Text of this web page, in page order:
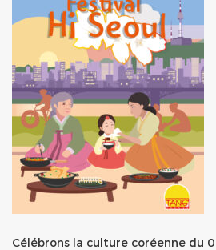
Célébrons la culture coréenne du